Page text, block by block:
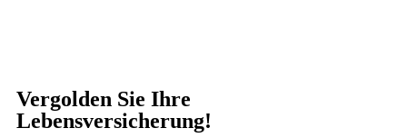
Vergolden Sie Ihre
Lebensversicherung!